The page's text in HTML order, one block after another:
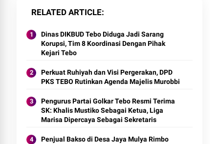
RELATED ARTICLE
Dinas DIKBUD Tebo Diduga Jadi Sarang
Korupsi, Tim 8 Koordinasi Dengan Pihak
Kejari Tebo
Perkuat Ruhiyah dan Visi Pergerakan, DPD
PKS TEBO Rutinkan Agenda Majelis Murobbi
Pengurus Partai Golkar Tebo Resmi Terima
SK: Khalis Mustiko Sebagai Ketua, Liga
Marisa Dipercaya Sebagai Sekretaris
Penjual Bakso di Desa Jaya Mulya Rimbo